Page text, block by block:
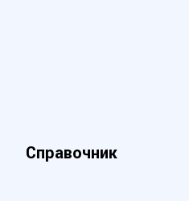
Справочник